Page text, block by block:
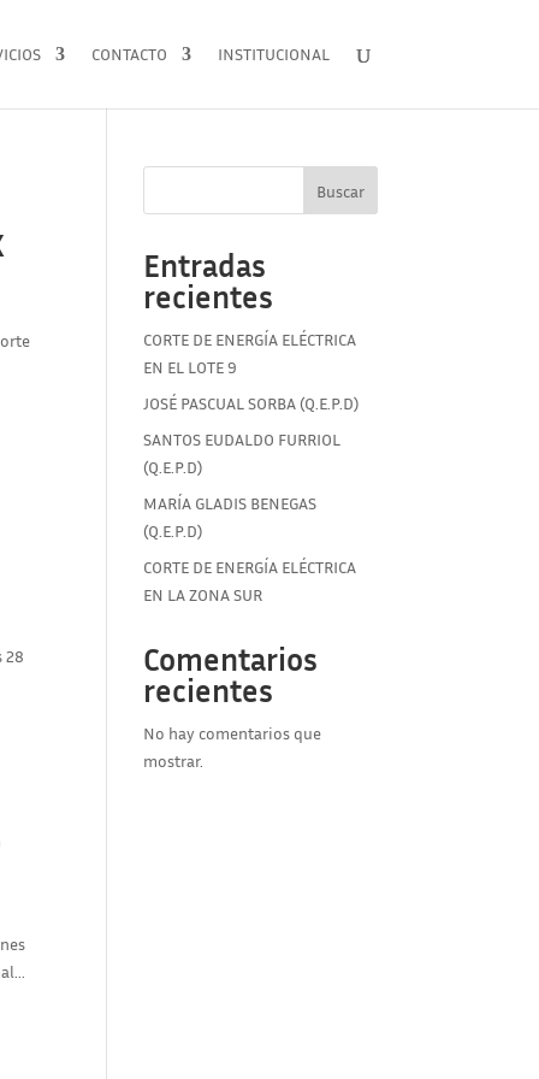
CONTACTO INSTITUCIONAL
28
Buscar
Entradas
recientes
CORTE DE ENERGÍA ELÉCTRICA
EN EL LOTE 9
JOSÉ PASCUAL SORBA (Q.E.P.D)
SANTOS EUDALDO FURRIOL
(Q.E.P.D)
MARÍA GLADIS BENEGAS
(Q.E.P.D)
CORTE DE ENERGÍA ELÉCTRICA
EN LA ZONA SUR
Comentarios
recientes
No hay comentarios que
mostrar.